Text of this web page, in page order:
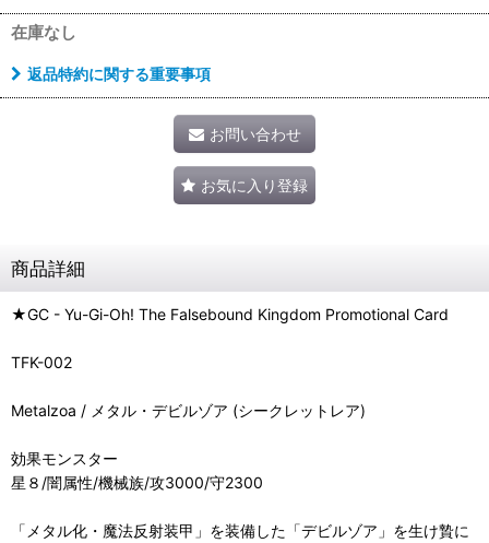
在庫なし
返品特約に関する重要事項
お問い合わせ
お気に入り登録
商品詳細
★GC - Yu-Gi-Oh! The Falsebound Kingdom Promotional Card
TFK-002
Metalzoa / メタル・デビルゾア (シークレットレア)
効果モンスター
星８/闇属性/機械族/攻3000/守2300
「メタル化・魔法反射装甲」を装備した「デビルゾア」を生け贄に